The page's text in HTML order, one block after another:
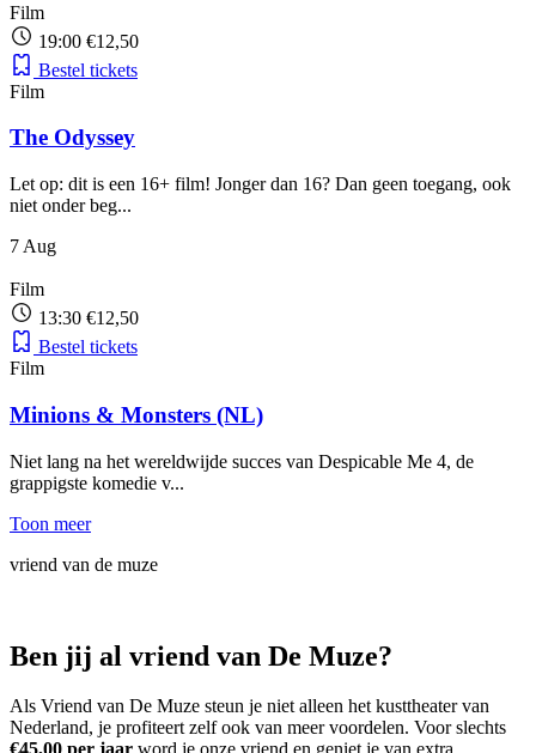
Film
19:00 €12,50
Bestel tickets
Film
The Odyssey
Let op: dit is een 16+ film! Jonger dan 16? Dan geen toegang, ook
niet onder beg...
7 Aug
Film
13:30 €12,50
Bestel tickets
Film
Minions & Monsters (NL)
Niet lang na het wereldwijde succes van Despicable Me 4, de
grappigste komedie v...
Toon meer
vriend van de muze
Ben jij al vriend van De Muze?
Als Vriend van De Muze steun je niet alleen het kusttheater van
Nederland, je profiteert zelf ook van meer voordelen. Voor slechts